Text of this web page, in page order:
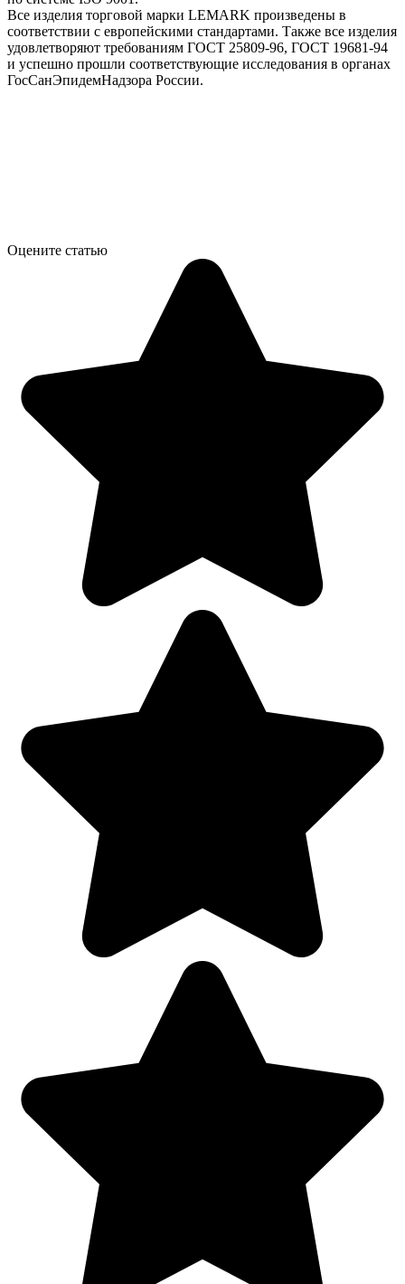
Все изделия торговой марки LEMARK произведены в
соответствии с европейскими стандартами. Также все изделия
удовлетворяют требованиям ГОСТ 25809-96, ГОСТ 19681-94
и успешно прошли соответствующие исследования в органах
ГосСанЭпидемНадзора России.
Оцените статью